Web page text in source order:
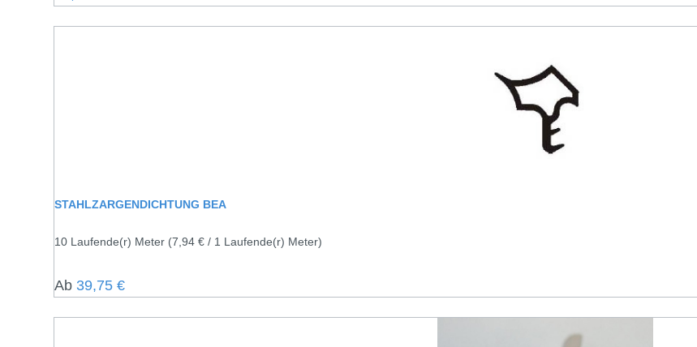
STAHLZARGENDICHTUNG BEA
10 Laufende(r) Meter (7,94 € / 1 Laufende(r) Meter)
Regulärer Preis:
Ab 39,75 €